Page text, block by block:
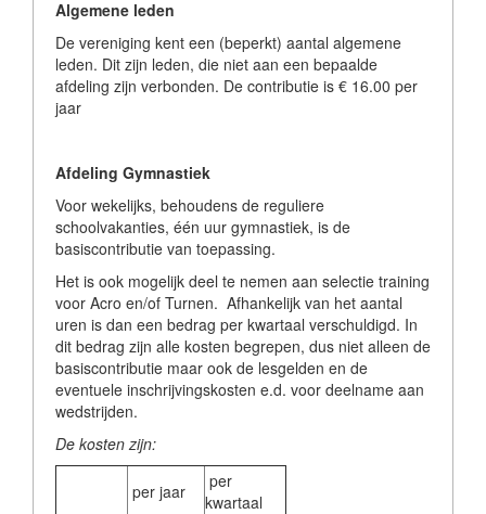
Algemene leden
De vereniging kent een (beperkt) aantal algemene
leden. Dit zijn leden, die niet aan een bepaalde
afdeling zijn verbonden. De contributie is € 16.00 per
jaar
Afdeling Gymnastiek
Voor wekelijks, behoudens de reguliere
schoolvakanties, één uur gymnastiek, is de
basiscontributie van toepassing.
Het is ook mogelijk deel te nemen aan selectie training
voor Acro en/of Turnen. Afhankelijk van het aantal
uren is dan een bedrag per kwartaal verschuldigd. In
dit bedrag zijn alle kosten begrepen, dus niet alleen de
basiscontributie maar ook de lesgelden en de
eventuele inschrijvingskosten e.d. voor deelname aan
wedstrijden.
De kosten zijn:
per jaar
per
kwartaal